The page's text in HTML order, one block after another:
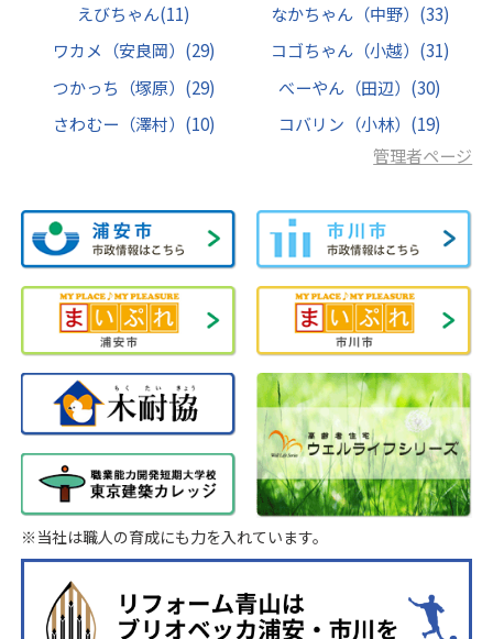
えびちゃん(11) なかちゃん（中野） (33)
ワカメ（安良岡） (29) コゴちゃん（小越） (31)
つかっち（塚原） (29) べーやん（田辺） (30)
さわむー（澤村） (10) コバリン（小林） (19)
管理者ページ
※当社は職人の育成にも力を入れています。